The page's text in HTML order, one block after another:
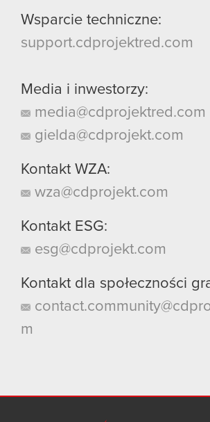
Wsparcie techniczne:
support.cdprojektred.com
Media i inwestorzy:
media@cdprojektred.com
gielda@cdprojekt.com
Kontakt WZA:
wza@cdprojekt.com
Kontakt ESG:
esg@cdprojekt.com
Kontakt dla społeczności
m